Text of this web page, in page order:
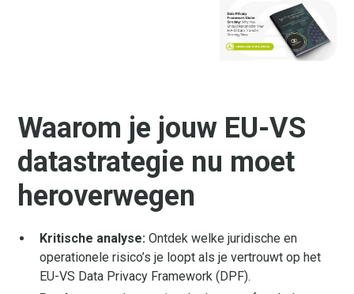
Waarom je jouw EU-VS
datastrategie nu moet
heroverwegen
Kritische analyse:Ontdek welke juridische en
operationele risico’s je loopt als je vertrouwt op het
EU-VS Data Privacy Framework (DPF).